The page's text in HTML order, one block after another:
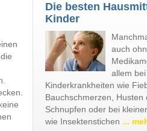
Die besten
Kinder
auch
allem
Kinderkrankheiten wie
Bauchschmerzen, Husten
Schnupfen oder bei
wie Insektenstichen ...